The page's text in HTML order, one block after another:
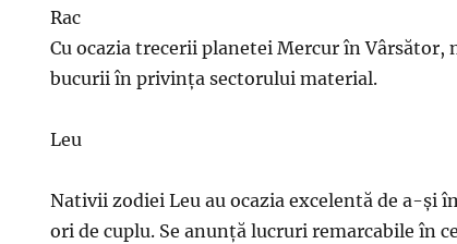
Rac
Cu ocazia trecerii planetei Mercur în Vârsător,
bucurii în privința sectorului material.
Leu
Nativii zodiei Leu au ocazia excelentă de a-și
ori de cuplu. Se anunță lucruri remarcabile în